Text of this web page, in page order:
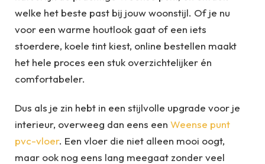
welke het beste past bij jouw woonstijl. Of je nu
voor een warme houtlook gaat of een iets
stoerdere, koele tint kiest, online bestellen maakt
het hele proces een stuk overzichtelijker én
comfortabeler.
Dus als je zin hebt in een stijlvolle upgrade voor je
interieur, overweeg dan eens een Weense punt
pvc-vloer. Een vloer die niet alleen mooi oogt,
maar ook nog eens lang meegaat zonder veel